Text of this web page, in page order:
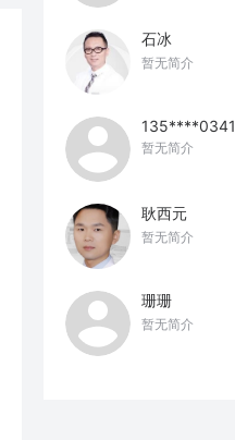
石冰
暂无简介
135****0341
暂无简介
耿西元
暂无简介
珊珊
暂无简介